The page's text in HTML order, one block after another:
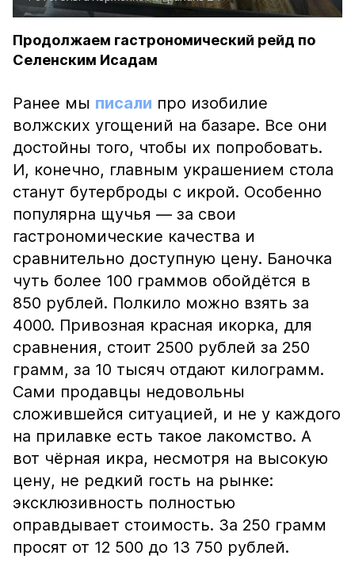
Продолжаем гастрономический рейд по
Селенским Исадам
Ранее мы писали про изобилие
волжских угощений на базаре. Все они
достойны того, чтобы их попробовать.
И, конечно, главным украшением стола
станут бутерброды с икрой. Особенно
популярна щучья — за свои
гастрономические качества и
сравнительно доступную цену. Баночка
чуть более 100 граммов обойдётся в
850 рублей. Полкило можно взять за
4000. Привозная красная икорка, для
сравнения, стоит 2500 рублей за 250
грамм, за 10 тысяч отдают килограмм.
Сами продавцы недовольны
сложившейся ситуацией, и не у каждого
на прилавке есть такое лакомство. А
вот чёрная икра, несмотря на высокую
цену, не редкий гость на рынке:
эксклюзивность полностью
оправдывает стоимость. За 250 грамм
просят от 12 500 до 13 750 рублей.